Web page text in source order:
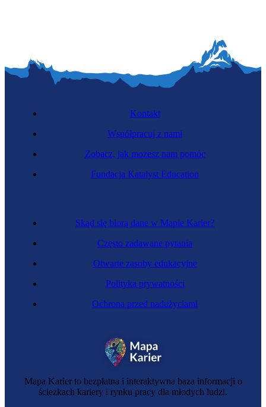
Inżynier elektroenergetyk
Zawód przyszłości
Specjalista zaawansowanej odzieży
Mapa Karier to bezpłatna i interaktywna baza informacji o
ścieżkach kariery i rynku pracy dla młodych ludzi.
Skąd się biorą dane w Mapie Karier?
Często zadawane pytania
Otwarte zasoby edukacyjne
Polityka prywatności
Ochrona przed nadużyciami
Kontakt
Współpracuj z nami
Zobacz, jak możesz nam pomóc
Fundacja Katalyst Education